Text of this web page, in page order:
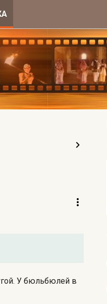
У бюльбюлей в